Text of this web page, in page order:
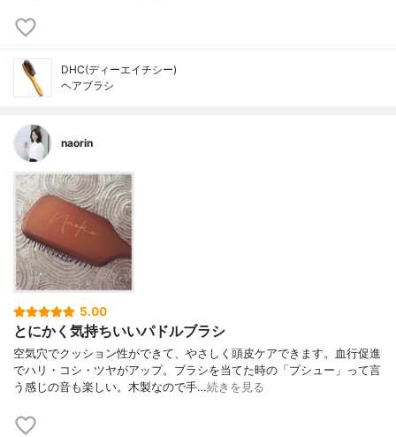
DHC(ディーエイチシー)
ヘアブラシ
naorin
5.00
とにかく気持ちいいパドルブラシ
空気穴でクッション性ができて、やさしく頭皮ケアできます。血行促進
でハリ・コシ・ツヤがアップ。ブラシを当てた時の「プシュー」って言
う感じの音も楽しい。木製なので手…続きを見る